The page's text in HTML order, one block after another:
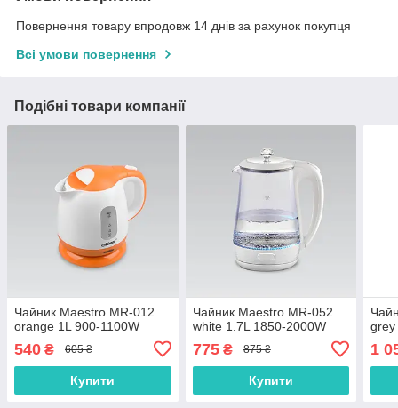
Повернення товару впродовж 14 днів за рахунок покупця
Всі умови повернення
Подібні товари компанії
Чайник Maestro MR-012
orange 1L 900-1100W
540 ₴ 605 ₴
Купити
Чайник Maestro MR-052
white 1.7L 1850-2000W
775₴ 875 ₴
Купити
grey
1